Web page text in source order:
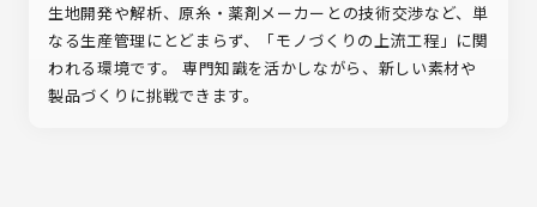
生地開発や解析、原糸・薬剤メーカーとの技術交渉など、単
なる生産管理にとどまらず、「モノづくりの上流工程」に関
われる環境です。 専門知識を活かしながら、新しい素材や
製品づくりに挑戦できます。